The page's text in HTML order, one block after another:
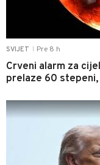
SVIJET Pre 8 h
Crveni alarm za
prelaze 60